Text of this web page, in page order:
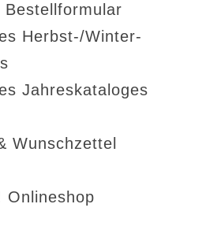
Bestellformular
Herbst-/Winter-
Jahreskataloges
Wunschzettel
Onlineshop